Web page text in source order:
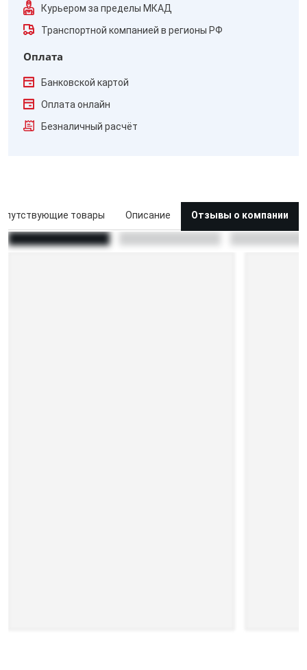
Курьером за пределы МКАД
Транспортной компанией в регионы РФ
Оплата
Банковской картой
Оплата онлайн
Безналичный расчёт
товары Описание Отзывы о компании